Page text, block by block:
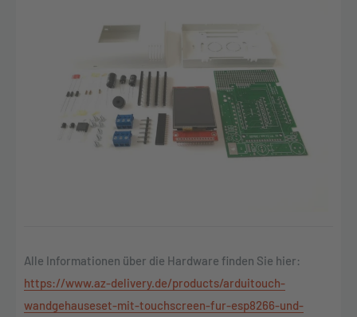
Alle Informationen über die Hardware finden Sie hier:
https://www.az-delivery.de/products/arduitouch-
wandgehauseset-mit-touchscreen-fur-esp8266-und-